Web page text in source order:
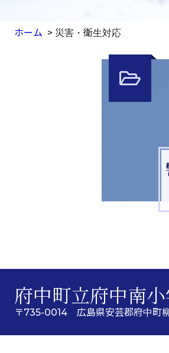
ホーム 災害・衛生対応
府中町立府中南
〒735-0014 広島県安芸郡府中町